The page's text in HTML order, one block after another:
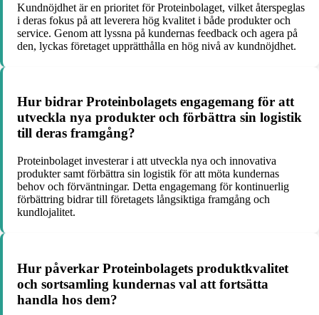
Kundnöjdhet är en prioritet för Proteinbolaget, vilket återspeglas
i deras fokus på att leverera hög kvalitet i både produkter och
service. Genom att lyssna på kundernas feedback och agera på
den, lyckas företaget upprätthålla en hög nivå av kundnöjdhet.
Hur bidrar Proteinbolagets engagemang för att
utveckla nya produkter och förbättra sin logistik
till deras framgång?
Proteinbolaget investerar i att utveckla nya och innovativa
produkter samt förbättra sin logistik för att möta kundernas
behov och förväntningar. Detta engagemang för kontinuerlig
förbättring bidrar till företagets långsiktiga framgång och
kundlojalitet.
Hur påverkar Proteinbolagets produktkvalitet
och sortsamling kundernas val att fortsätta
handla hos dem?